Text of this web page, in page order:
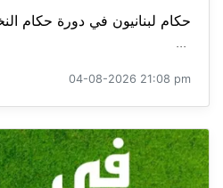
حكام لبنانيون في دورة حكام
...
04-08-2026 21:08 pm